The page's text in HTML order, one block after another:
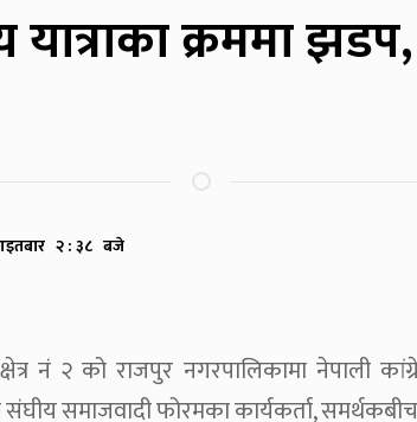
क्रममा झडप,
२ : ३८ बजे
नं २ को राजपुर नगरपालिकामा नेपाली
समाजवादी फोरमका कार्यकर्ता,